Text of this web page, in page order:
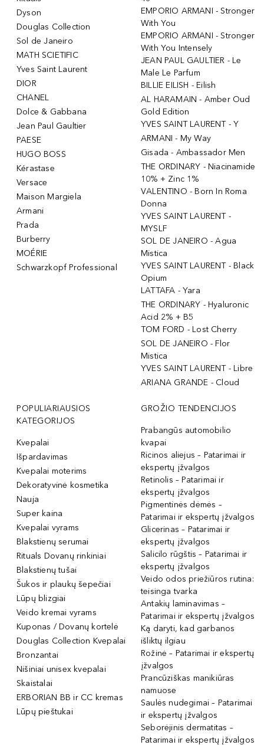
Dyson
Douglas Collection
Sol de Janeiro
MATH SCIETIFIC
Yves Saint Laurent
DIOR
CHANEL
Dolce & Gabbana
Jean Paul Gaultier
PAESE
HUGO BOSS
Kérastase
Versace
Maison Margiela
Armani
Prada
Burberry
MOÉRIE
Schwarzkopf Professional
EMPORIO ARMANI - Stronger
With You
EMPORIO ARMANI - Stronger
With You Intensely
JEAN PAUL GAULTIER - Le
Male Le Parfum
BILLIE EILISH - Eilish
AL HARAMAIN - Amber Oud
Gold Edition
YVES SAINT LAURENT - Y
ARMANI - My Way
Gisada - Ambassador Men
THE ORDINARY - Niacinamide
10% + Zinc 1%
VALENTINO - Born In Roma
Donna
YVES SAINT LAURENT -
MYSLF
SOL DE JANEIRO - Agua
Mistica
YVES SAINT LAURENT - Black
Opium
LATTAFA - Yara
THE ORDINARY - Hyaluronic
Acid 2% + B5
TOM FORD - Lost Cherry
SOL DE JANEIRO - Flor
Mistica
YVES SAINT LAURENT - Libre
ARIANA GRANDE - Cloud
POPULIARIAUSIOS
KATEGORIJOS
Kvepalai
Išpardavimas
Kvepalai moterims
Dekoratyvinė kosmetika
Nauja
Super kaina
Kvepalai vyrams
Blakstienų serumai
Rituals Dovanų rinkiniai
Blakstienų tušai
Šukos ir plaukų šepečiai
Lūpų blizgiai
Veido kremai vyrams
Kuponas / Dovanų kortelė
Douglas Collection Kvepalai
Bronzantai
Nišiniai unisex kvepalai
Skaistalai
ERBORIAN BB ir CC kremas
Lūpų pieštukai
GROŽIO TENDENCIJOS
Prabangūs automobilio
kvapai
Ricinos aliejus – Patarimai ir
ekspertų įžvalgos
Retinolis – Patarimai ir
ekspertų įžvalgos
Pigmentinės dėmės –
Patarimai ir ekspertų įžvalgos
Glicerinas – Patarimai ir
ekspertų įžvalgos
Salicilo rūgštis – Patarimai ir
ekspertų įžvalgos
Veido odos priežiūros rutina:
teisinga tvarka
Antakių laminavimas –
Patarimai ir ekspertų įžvalgos
Ką daryti, kad garbanos
išliktų ilgiau
Rožinė – Patarimai ir ekspertų
įžvalgos
Prancūziškas manikiūras
namuose
Saulės nudegimai – Patarimai
ir ekspertų įžvalgos
Seborėjinis dermatitas –
Patarimai ir ekspertų įžvalgos